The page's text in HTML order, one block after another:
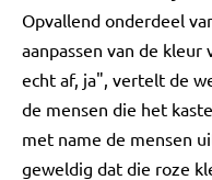
Opvallend onderdeel
aanpassen van de
echt af, ja", vertelt de
de mensen die het
met name de mensen
geweldig dat die roze